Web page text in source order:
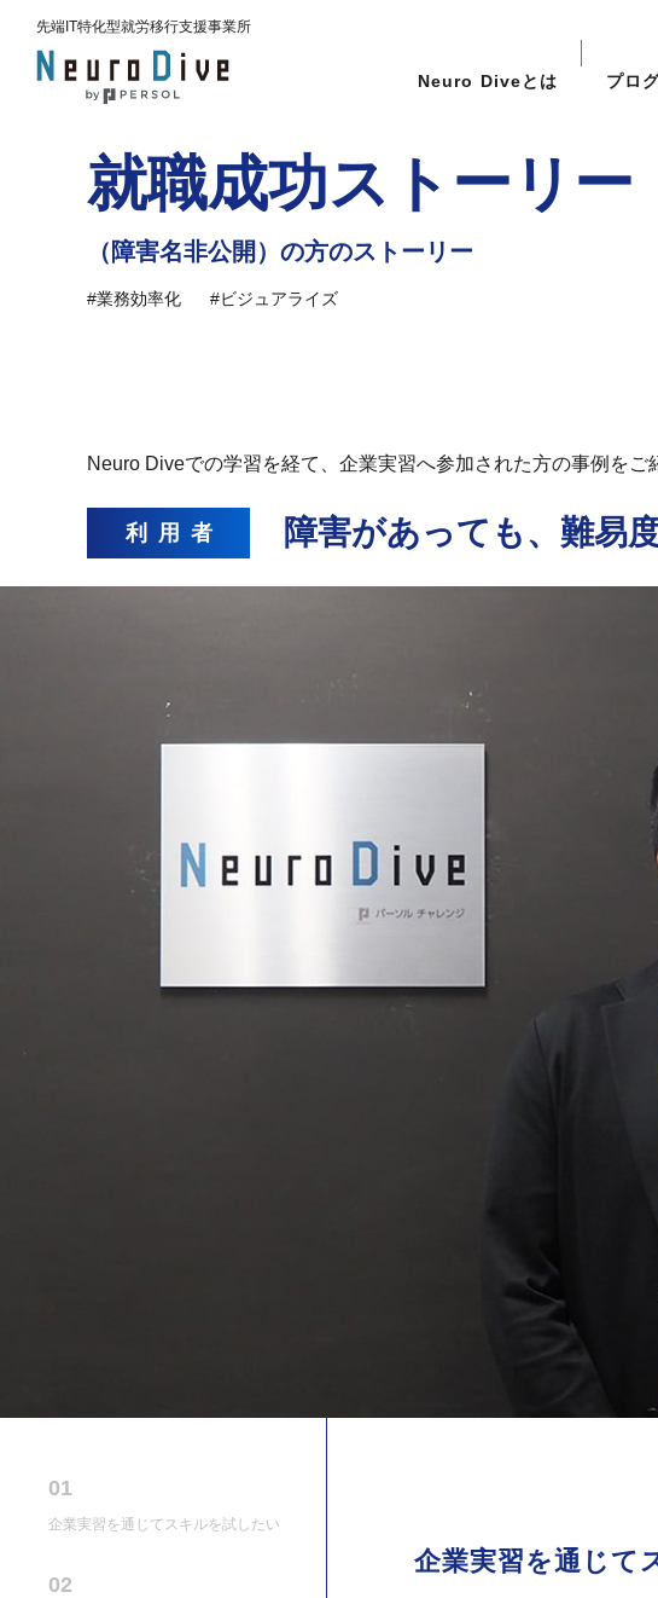
先端IT特化型就労移行支援事業所
Neuro Diveとは プロ
就職成功ストーリー
（障害名非公開）の方のストーリー
#業務効率化 #ビジュアライズ
Neuro Diveでの学習を経て、企業実習へ参加された方の事例をご
利用者 障害があっても、難易
企業実習を通じて
01
企業実習を通じてスキルを試したい
02